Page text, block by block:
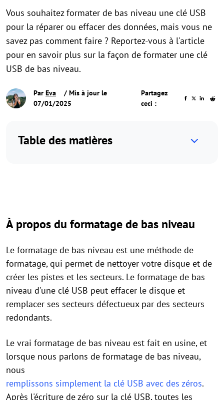
Vous souhaitez formater de bas niveau une clé USB
pour la réparer ou effacer des données, mais vous ne
savez pas comment faire ? Reportez-vous à l'article
pour en savoir plus sur la façon de formater une clé
USB de bas niveau.
Par Eva
/ Mis à jour le
07/01/2025
Partagez
ceci :
Table des matières
À propos du formatage de bas niveau
Le formatage de bas niveau est une méthode de
formatage, qui permet de nettoyer votre disque et de
créer les pistes et les secteurs. Le formatage de bas
niveau d'une clé USB peut effacer le disque et
remplacer ses secteurs défectueux par des secteurs
redondants.
Le vrai formatage de bas niveau est fait en usine, et
lorsque nous parlons de formatage de bas niveau,
nous
remplissons simplement la clé USB avec des zéros.
Après l'écriture de zéro sur la clé USB, toutes les